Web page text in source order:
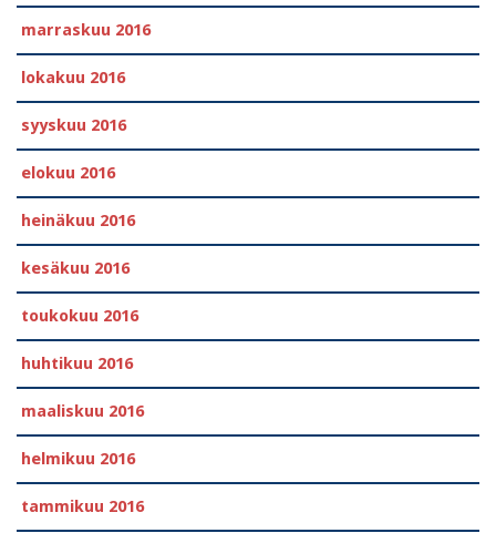
marraskuu 2016
lokakuu 2016
syyskuu 2016
elokuu 2016
heinäkuu 2016
kesäkuu 2016
toukokuu 2016
huhtikuu 2016
maaliskuu 2016
helmikuu 2016
tammikuu 2016